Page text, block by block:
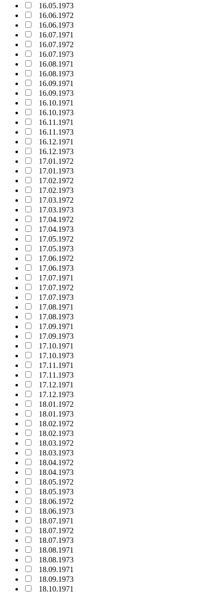
16.05.1973
16.06.1972
16.06.1973
16.07.1971
16.07.1972
16.07.1973
16.08.1971
16.08.1973
16.09.1971
16.09.1973
16.10.1971
16.10.1973
16.11.1971
16.11.1973
16.12.1971
16.12.1973
17.01.1972
17.01.1973
17.02.1972
17.02.1973
17.03.1972
17.03.1973
17.04.1972
17.04.1973
17.05.1972
17.05.1973
17.06.1972
17.06.1973
17.07.1971
17.07.1972
17.07.1973
17.08.1971
17.08.1973
17.09.1971
17.09.1973
17.10.1971
17.10.1973
17.11.1971
17.11.1973
17.12.1971
17.12.1973
18.01.1972
18.01.1973
18.02.1972
18.02.1973
18.03.1972
18.03.1973
18.04.1972
18.04.1973
18.05.1972
18.05.1973
18.06.1972
18.06.1973
18.07.1971
18.07.1972
18.07.1973
18.08.1971
18.08.1973
18.09.1971
18.09.1973
18.10.1971